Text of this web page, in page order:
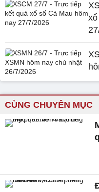
CÙNG CHUYÊN MỤC